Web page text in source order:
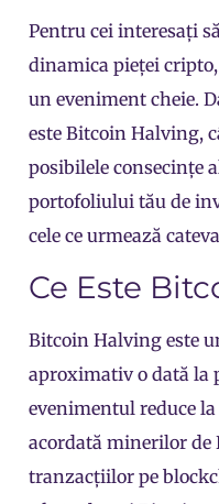
Pentru cei interesați
dinamica pieței
un eveniment cheie.
este Bitcoin Halving,
posibilele consecințe
portofoliului tău de
cele ce urmează
Ce Este
Bitcoin Halving este
aproximativ o dată la
evenimentul reduce
acordată minerilor de
tranzacțiilor pe